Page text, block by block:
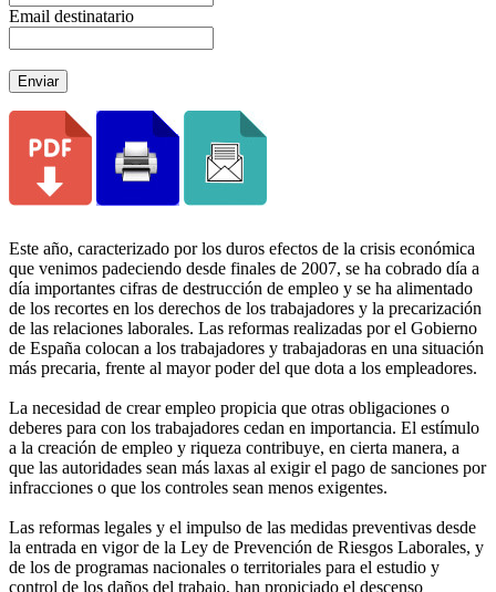
Email destinatario
Enviar
Este año, caracterizado por los duros efectos de la crisis económica
que venimos padeciendo desde finales de 2007, se ha cobrado día a
día importantes cifras de destrucción de empleo y se ha alimentado
de los recortes en los derechos de los trabajadores y la precarización
de las relaciones laborales. Las reformas realizadas por el Gobierno
de España colocan a los trabajadores y trabajadoras en una situación
más precaria, frente al mayor poder del que dota a los empleadores.
La necesidad de crear empleo propicia que otras obligaciones o
deberes para con los trabajadores cedan en importancia. El estímulo
a la creación de empleo y riqueza contribuye, en cierta manera, a
que las autoridades sean más laxas al exigir el pago de sanciones por
infracciones o que los controles sean menos exigentes.
Las reformas legales y el impulso de las medidas preventivas desde
la entrada en vigor de la Ley de Prevención de Riesgos Laborales, y
de los de programas nacionales o territoriales para el estudio y
control de los daños del trabajo, han propiciado el descenso